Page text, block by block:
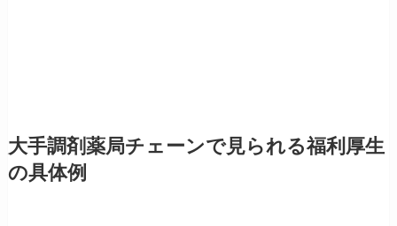
大手調剤薬局チェーンで見られる福利厚生
の具体例